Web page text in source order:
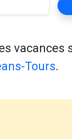
vacances
Tours.